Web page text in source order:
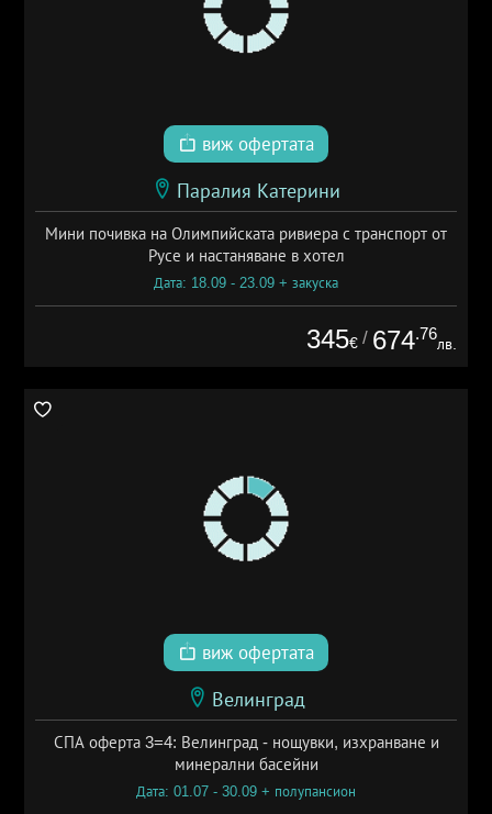
виж офертата
Паралия Катерини
Мини почивка на Олимпийската ривиера с транспорт от
Русе и настаняване в хотел
Дата: 18.09 - 23.09 + закуска
345€ / 674.76
лв.
виж офертата
Велинград
СПА оферта 3=4: Велинград - нощувки, изхранване и
минерални басейни
Дата: 01.07 - 30.09 + полупансион